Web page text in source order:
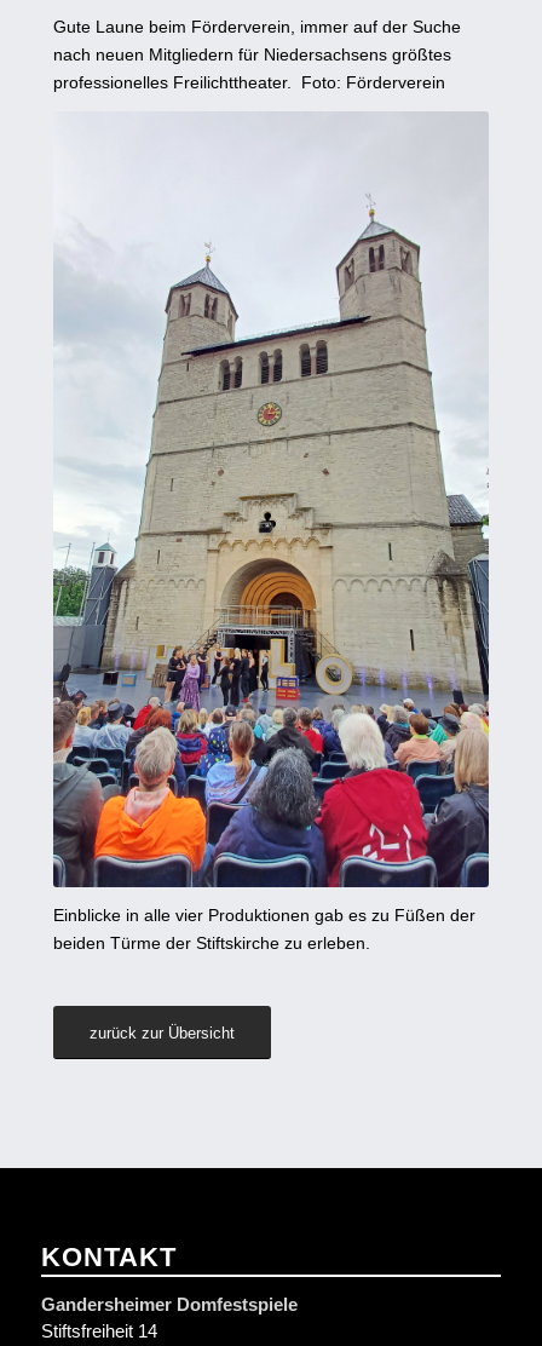
Gute Laune beim Förderverein, immer auf der Suche
nach neuen Mitgliedern für Niedersachsens größtes
professionelles Freilichttheater. Foto: Förderverein
Einblicke in alle vier Produktionen gab es zu Füßen der
beiden Türme der Stiftskirche zu erleben.
zurück zur Übersicht
KONTAKT
Gandersheimer Domfestspiele
Stiftsfreiheit 14